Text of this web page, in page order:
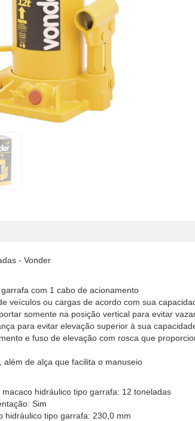
- Vonder
com 1 cabo de acionamento
veículos ou cargas de acordo com sua
somente na posição vertical para evitar
para evitar elevação superior à sua
e fuso de elevação com rosca que
além de alça que facilita o manuseio
hidráulico tipo garrafa: 12 toneladas
Sim
hidráulico tipo garrafa: 230,0 mm